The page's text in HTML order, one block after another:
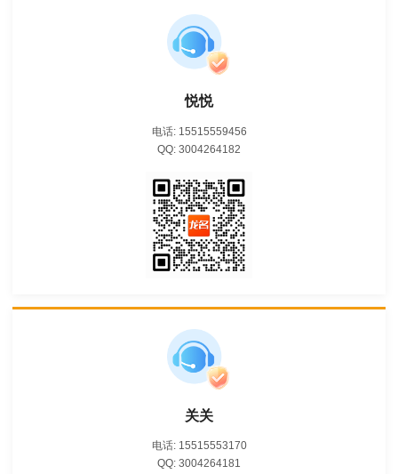
悦悦
电话: 15515559456
QQ: 3004264182
关关
电话: 15515553170
QQ: 3004264181